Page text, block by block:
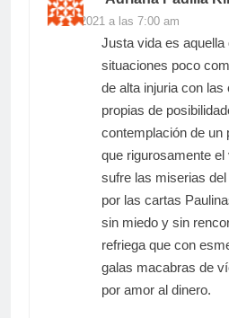
03/09/2021 a las 7:00 am
Justa vida es aquella
situaciones poco
de alta injuria con
propias de
contemplación de un
que rigurosamente
sufre las miserias
por las cartas
sin miedo y sin
refriega que con
galas macabras de
por amor al dinero.